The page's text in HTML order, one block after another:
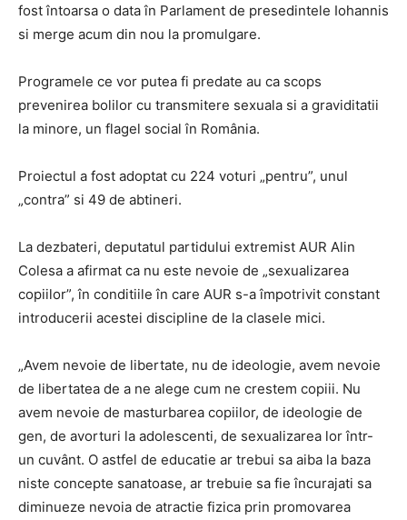
fost întoarsa o data în Parlament de presedintele Iohannis
si merge acum din nou la promulgare.
Programele ce vor putea fi predate au ca scops
prevenirea bolilor cu transmitere sexuala si a graviditatii
la minore, un flagel social în România.
Proiectul a fost adoptat cu 224 voturi „pentru”, unul
„contra” si 49 de abtineri.
La dezbateri, deputatul partidului extremist AUR Alin
Colesa a afirmat ca nu este nevoie de „sexualizarea
copiilor”, în conditiile în care AUR s-a împotrivit constant
introducerii acestei discipline de la clasele mici.
„Avem nevoie de libertate, nu de ideologie, avem nevoie
de libertatea de a ne alege cum ne crestem copiii. Nu
avem nevoie de masturbarea copiilor, de ideologie de
gen, de avorturi la adolescenti, de sexualizarea lor într-
un cuvânt. O astfel de educatie ar trebui sa aiba la baza
niste concepte sanatoase, ar trebuie sa fie încurajati sa
diminueze nevoia de atractie fizica prin promovarea